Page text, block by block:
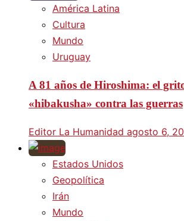
América Latina
Cultura
Mundo
Uruguay
A 81 años de Hiroshima: el
«hibakusha» contra las guerras
Editor La Humanidad agosto 6,
Estados Unidos
Geopolítica
Irán
Mundo